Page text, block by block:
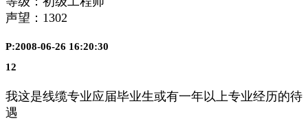
声望： 1302
P:2008-06-26 16:20:30
12
我这是线缆专业应届毕业生或有一年以上专业经历的待
遇